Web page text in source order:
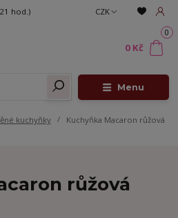
Menu
CZK
hod.)
0
0 Kč
kuchyňky
Kuchyňka Macaron růžová
růžová